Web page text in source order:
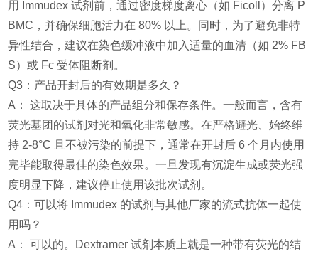
用 Immudex 试剂前，通过密度梯度离心（如 Ficoll）分离 P
BMC，并确保细胞活力在 80% 以上。同时，为了避免非特
异性结合，建议在染色缓冲液中加入适量的血清（如 2% FB
S）或 Fc 受体阻断剂。
Q3：产品开封后的有效期是多久？
A： 这取决于具体的产品组分和保存条件。一般而言，含有
荧光基团的试剂对光和氧化非常敏感。在严格避光、始终维
持 2-8°C 且不被污染的前提下，通常在开封后 6 个月内使用
完毕能取得最佳的染色效果。一旦发现有沉淀生成或荧光强
度明显下降，建议停止使用该批次试剂。
Q4：可以将 Immudex 的试剂与其他厂家的流式抗体一起使
用吗？
A： 可以的。Dextramer 试剂本质上就是一种带有荧光的结